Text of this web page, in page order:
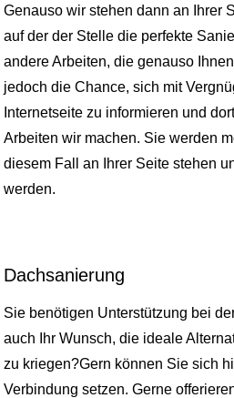
Genauso wir stehen dann an Ihrer
auf der der Stelle die perfekte
andere Arbeiten, die genauso
jedoch die Chance, sich mit
Internetseite zu informieren und
Arbeiten wir machen. Sie werden
diesem Fall an Ihrer Seite stehen
werden.
Dachsanierung
Sie benötigen Unterstützung bei
auch Ihr Wunsch, die ideale
zu kriegen?Gern können Sie sich
Verbindung setzen. Gerne